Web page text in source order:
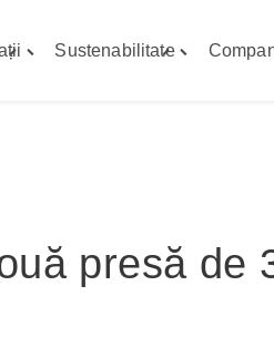
Toggle
Sustenabilitate
Toggle
presă de